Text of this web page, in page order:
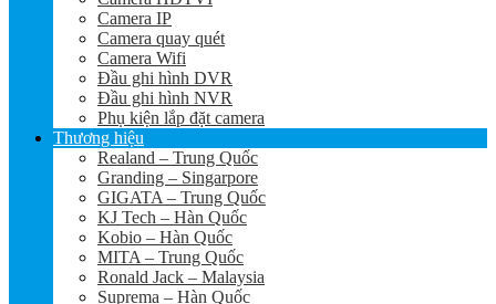
Camera IP
Camera quay quét
Camera Wifi
Đầu ghi hình DVR
Đầu ghi hình NVR
Phụ kiện lắp đặt camera
Thương hiệu
Realand – Trung Quốc
Granding – Singarpore
GIGATA – Trung Quốc
KJ Tech – Hàn Quốc
Kobio – Hàn Quốc
MITA – Trung Quốc
Ronald Jack – Malaysia
Suprema – Hàn Quốc